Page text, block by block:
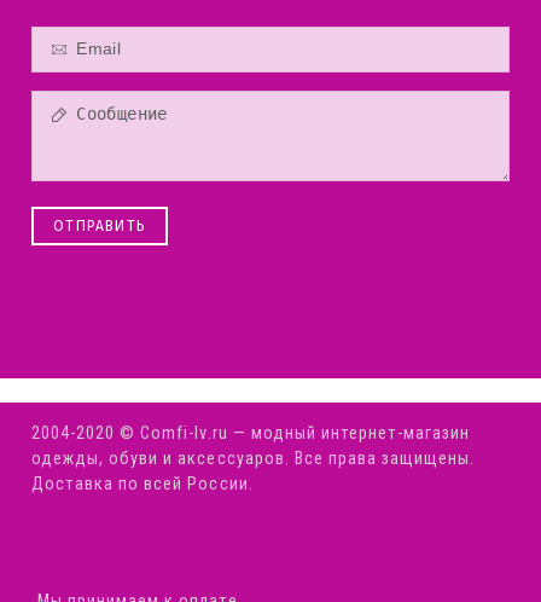
ОТПРАВИТЬ
2004-2020 © Comfi-Iv.ru — модный интернет-магазин
одежды, обуви и аксессуаров. Все права защищены.
Доставка по всей России.